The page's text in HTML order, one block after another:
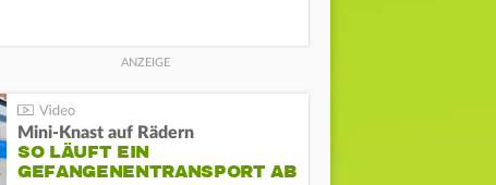
Mini-Knast auf Rädern
SO LÄUFT EIN
GEFANGENENTRANSPORT AB